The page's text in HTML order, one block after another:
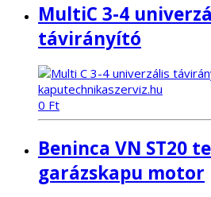
MultiC 3-4
távirányító
0 Ft
Beninca VN ST20
garázskapu motor